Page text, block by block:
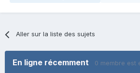
Aller sur la liste des sujets
En ligne récemment 0 membre est